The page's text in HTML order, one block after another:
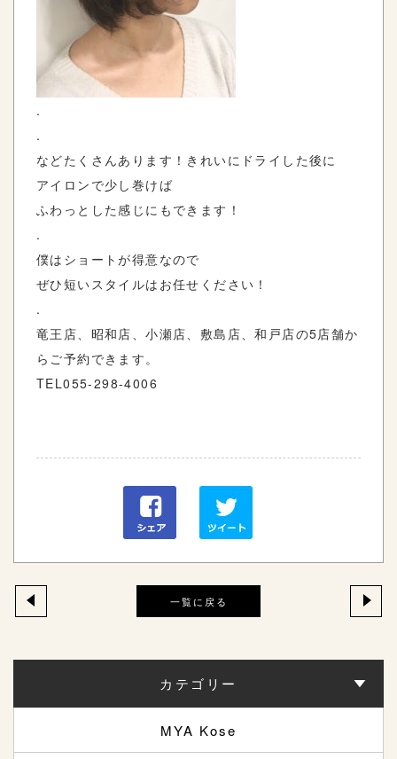
.
.
などたくさんあります！きれいにドライした後に
アイロンで少し巻けば
ふわっとした感じにもできます！
.
僕はショートが得意なので
ぜひ短いスタイルはお任せください！
.
竜王店、昭和店、小瀬店、敷島店、和戸店の5店舗か
らご予約できます。
TEL055-298-4006
一覧に戻る
カテゴリー
MYA Kose